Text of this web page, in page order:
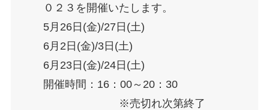
０２３を開催いたします。
5月26日(金)/27日(土)
6月2日(金)/3日(土)
6月23日(金)/24日(土)
開催時間：16：00～20：30
※売切れ次第終了